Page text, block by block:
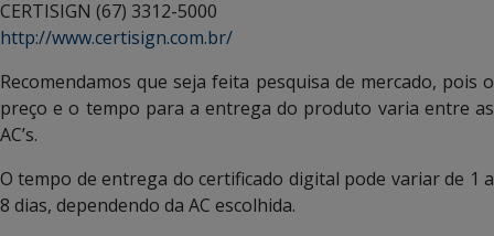
CERTISIGN (67) 3312-5000
http://www.certisign.com.br/
Recomendamos que seja feita pesquisa de mercado, pois o
preço e o tempo para a entrega do produto varia entre as
AC’s.
O tempo de entrega do certificado digital pode variar de 1 a
8 dias, dependendo da AC escolhida.